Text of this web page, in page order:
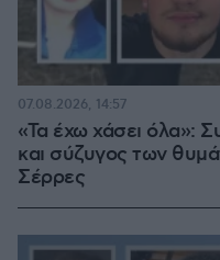
«Τα έχω χάσει όλα»:
και σύζυγος των
Σέρρες
07.08.2026, 14:57